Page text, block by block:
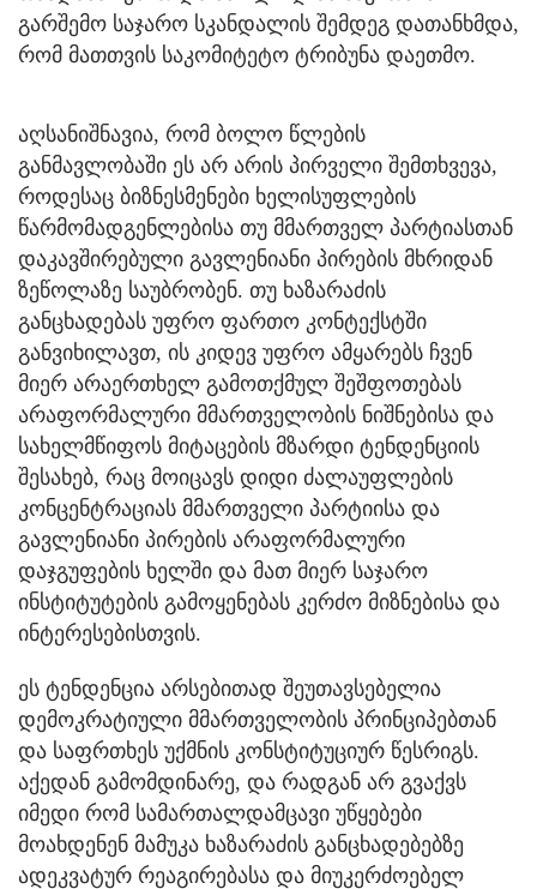
გარშემო საჯარო სკანდალის შემდეგ დათანხმდა,
რომ მათთვის საკომიტეტო ტრიბუნა დაეთმო.
აღსანიშნავია, რომ ბოლო წლების
განმავლობაში ეს არ არის პირველი შემთხვევა,
როდესაც ბიზნესმენები ხელისუფლების
წარმომადგენლებისა თუ მმართველ პარტიასთან
დაკავშირებული გავლენიანი პირების მხრიდან
ზეწოლაზე საუბრობენ. თუ ხაზარაძის
განცხადებას უფრო ფართო კონტექსტში
განვიხილავთ, ის კიდევ უფრო ამყარებს ჩვენ
მიერ არაერთხელ გამოთქმულ შეშფოთებას
არაფორმალური მმართველობის ნიშნებისა და
სახელმწიფოს მიტაცების მზარდი ტენდენციის
შესახებ, რაც მოიცავს დიდი ძალაუფლების
კონცენტრაციას მმართველი პარტიისა და
გავლენიანი პირების არაფორმალური
დაჯგუფების ხელში და მათ მიერ საჯარო
ინსტიტუტების გამოყენებას კერძო მიზნებისა და
ინტერესებისთვის.
ეს ტენდენცია არსებითად შეუთავსებელია
დემოკრატიული მმართველობის პრინციპებთან
და საფრთხეს უქმნის კონსტიტუციურ წესრიგს.
აქედან გამომდინარე, და რადგან არ გვაქვს
იმედი რომ სამართალდამცავი უწყებები
მოახდენენ მამუკა ხაზარაძის განცხადებებზე
ადეკვატურ რეაგირებასა და მიუკერძოებელ